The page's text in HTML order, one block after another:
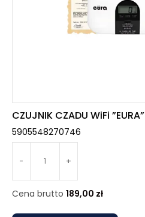
CZUJNIK CZADU WiFi ”EURA”
5905548270746
- +
Cena brutto 189,00 zł